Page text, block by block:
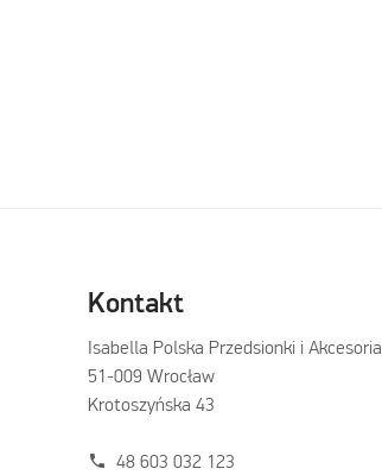
Kontakt
Isabella Polska Przedsionki i Akcesoria
51-009 Wrocław
Krotoszyńska 43
phone 48 603 032 123